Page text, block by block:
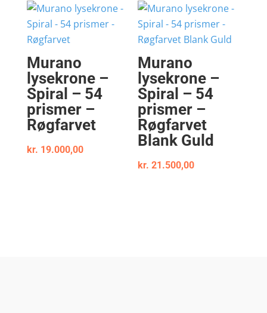
Murano
lysekrone –
Spiral – 54
prismer –
Røgfarvet
kr. 19.000,00
Murano
lysekrone –
Spiral – 54
prismer –
Røgfarvet
Blank Guld
kr. 21.500,00